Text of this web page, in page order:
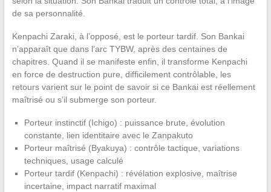
de sa personnalité.
Kenpachi Zaraki, à l’opposé, est le porteur tardif. Son Bankai
n’apparaît que dans l’arc TYBW, après des centaines de
chapitres. Quand il se manifeste enfin, il transforme Kenpachi
en force de destruction pure, difficilement contrôlable, les
retours varient sur le point de savoir si ce Bankai est réellement
maîtrisé ou s’il submerge son porteur.
Porteur instinctif (Ichigo) : puissance brute, évolution
constante, lien identitaire avec le Zanpakuto
Porteur maîtrisé (Byakuya) : contrôle tactique, variations
techniques, usage calculé
Porteur tardif (Kenpachi) : révélation explosive, maîtrise
incertaine, impact narratif maximal